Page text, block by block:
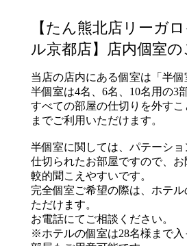
【たん熊北店リーガ
ル京都店】店内個室の
当店の店内にある個室は「半個
半個室は4名、6名、10名用の3
すべての部屋の仕切りを外すこ
までご利用いただけます。
半個室に関しては、パテーシ
仕切られたお部屋ですので、
較的聞こえやすいです。
完全個室ご希望の際は、ホテ
ただけます。
お電話にてご相談ください。
※ホテルの個室は28名様まで入